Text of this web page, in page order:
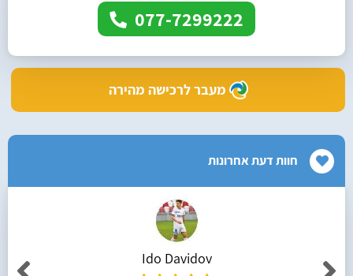
077-7299222
מעבר לרכישה מהירה
חוות דעת אחרונות
Ido Davidov